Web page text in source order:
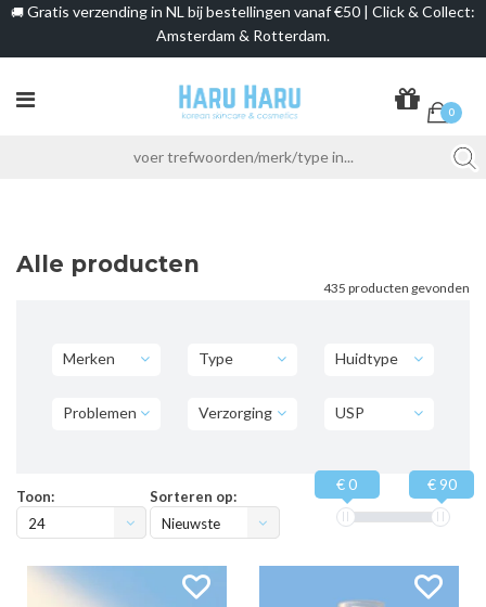
🚚 Gratis verzending in NL bij bestellingen vanaf €50 | Click & Collect:
Amsterdam & Rotterdam.
0
Alle producten
435 producten gevonden
Merken Type Huidtype
Problemen Verzorging USP
Toon:
24
Sorteren op:
Nieuwste
€ 0 € 90